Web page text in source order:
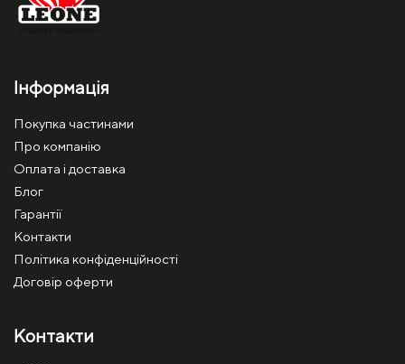
Інформація
Покупка частинами
Про компанію
Оплата і доставка
Блог
Гарантії
Контакти
Політика конфіденційності
Договір оферти
Контакти